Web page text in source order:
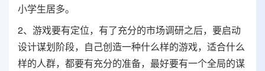
小学生居多。
2、游戏要有定位，有了充分的市场调研之后，要启动
设计谋划阶段，自己创造一种什么样的游戏，适合什么
样的人群，都要有充分的准备，最好要有一个全局的谋